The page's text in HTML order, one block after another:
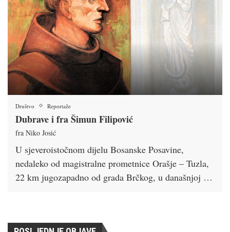
Društvo Reportaže
Dubrave i fra Šimun Filipović
fra Niko Josić
U sjeveroistočnom dijelu Bosanske Posavine,
nedaleko od magistralne prometnice Orašje – Tuzla,
22 km jugozapadno od grada Brčkog, u današnjoj …